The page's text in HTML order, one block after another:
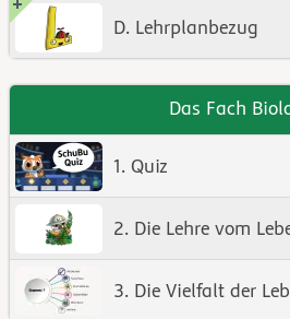
D. Lehrplanbezug
Das Fach
1. Quiz
2. Die Lehre vom
3. Die Vielfalt der